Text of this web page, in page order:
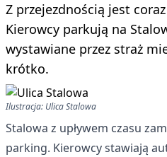
Z przejezdnością jest
Kierowcy parkują na
wystawiane przez straż
krótko.
Ilustracja: Ulica Stalowa
Stalowa z upływem czasu
parking. Kierowcy stawiają